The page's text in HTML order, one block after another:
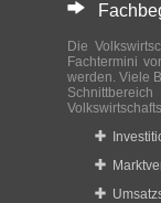
Die
Fachtermini
werden. Viele